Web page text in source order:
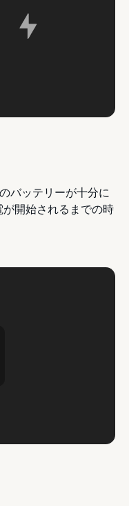
バッテリーが十分に
開始されるまでの時